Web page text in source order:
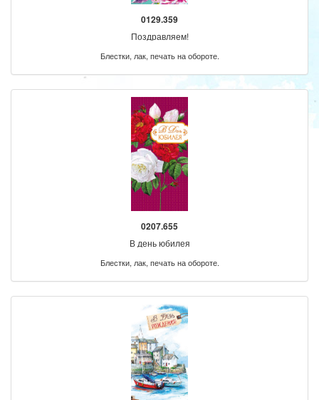
0129.359
Поздравляем!
Блестки, лак, печать на обороте.
0207.655
В день юбилея
Блестки, лак, печать на обороте.